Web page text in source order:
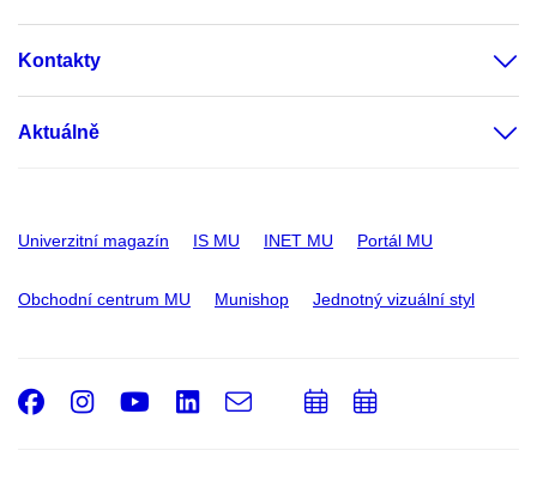
Kontakty
Aktuálně
Univerzitní magazín IS MU INET MU Portál MU
Obchodní centrum MU Munishop Jednotný vizuální styl
Facebook
Instagram
Youtube
LinkedIn
e-
PřidatPřidat